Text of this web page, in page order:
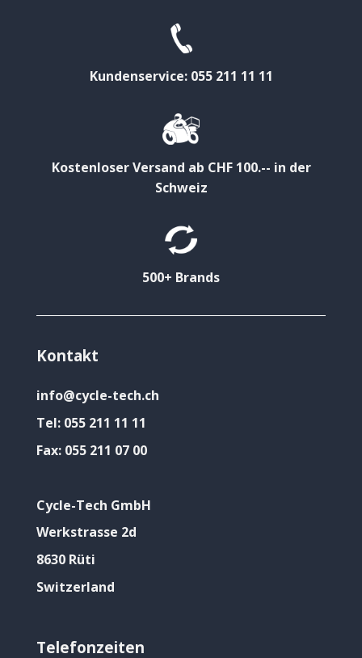
Kundenservice: 055 211 11 11
Kostenloser Versand ab CHF 100.-- in der
Schweiz
500+ Brands
Kontakt
info@cycle-tech.ch
Tel: 055 211 11 11
Fax: 055 211 07 00
Cycle-Tech GmbH
Werkstrasse 2d
8630 Rüti
Switzerland
Telefonzeiten